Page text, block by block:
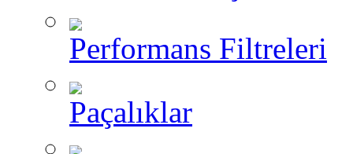
Performans Filtreleri
Paçalıklar